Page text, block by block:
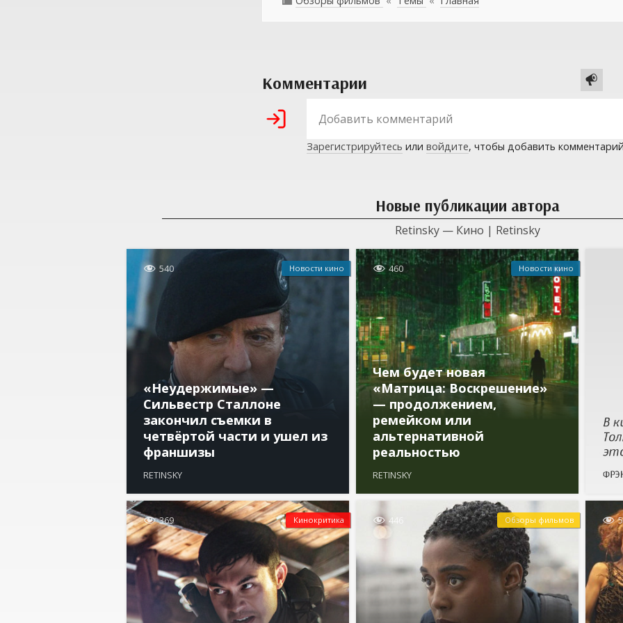
Комментарии 
Зарегистрируйтесь иливойдите, чтобы добавить
Новые публикации автора
Retinsky — Кино | Retinsky
 540 Новости кино
«Неудержимые» —
Сильвестр Сталлоне
закончил съемки в
четвёртой части и ушел из
франшизы
RETINSKY
 460 Новости кино
Чем будет новая
«Матрица: Воскрешение»
— продолжением,
ремейком или
альтернативной
реальностью
RETINSKY
 369 Кинокритика  446 Обзоры фильмов 